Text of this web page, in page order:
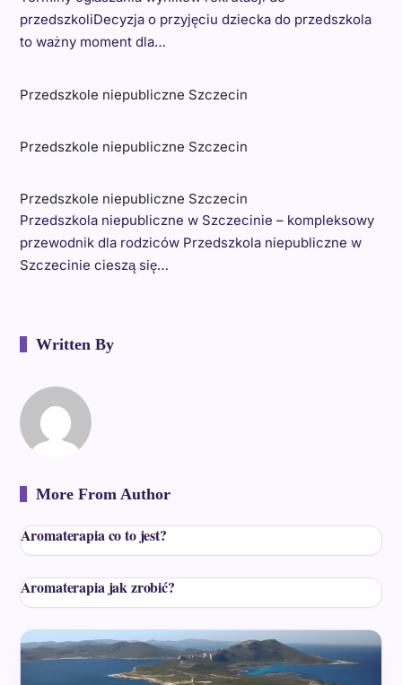
przedszkoliDecyzja o przyjęciu dziecka do przedszkola
to ważny moment dla…
Przedszkole niepubliczne Szczecin
Przedszkole niepubliczne Szczecin
Przedszkole niepubliczne Szczecin
Przedszkola niepubliczne w Szczecinie – kompleksowy
przewodnik dla rodziców Przedszkola niepubliczne w
Szczecinie cieszą się…
Written By
More From Author
Aromaterapia co to jest?
Aromaterapia jak zrobić?